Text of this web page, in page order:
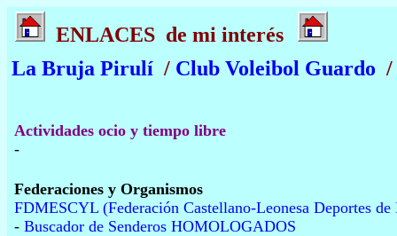
ENLACES de mi interés
La Bruja Pirulí / Club Voleibol Guardo /
Actividades ocio y tiempo libre
-
Federaciones y Organismos
FDMESCYL (Federación Castellano-Leonesa Deportes de
- Buscador de Senderos HOMOLOGADOS